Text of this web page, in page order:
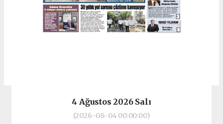
4 Ağustos 2026 Salı
(2026-08-04 00:00:00)